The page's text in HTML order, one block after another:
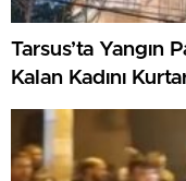
Tarsus’ta Yangın
Kalan Kadını